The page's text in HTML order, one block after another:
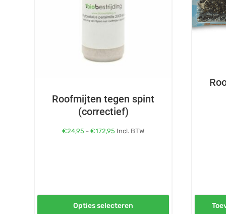
Roofmijten tegen spint
(correctief)
€24,95 - €172,95 Prijsklasse:
Incl. BTW
Opties selecteren
productpagina